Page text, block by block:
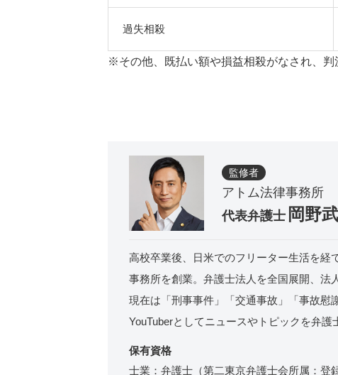
過失相殺
※その他、既払い額や損益相殺がなされ、判
監修者
アトム法律事務所
代表弁護士 岡野
高校卒業後、日米でのフリーター生活を経
事務所を創業。弁護士法人を全国展開、法
現在は「刑事事件」「交通事故」「事故慰
YouTuberとしてニュースやトピックを弁護
保有資格
士業：弁護士（第二東京弁護士会所属：登